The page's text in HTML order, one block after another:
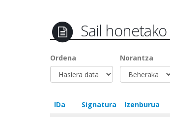
Sail honetako
Ordena Norantza
IDa Signatura Izenburua